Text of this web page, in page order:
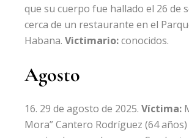
que su cuerpo fue hallado el 26 de
cerca de un restaurante en el
Habana.Victimario:conocidos.
Agosto
29 de agosto de 2025.Víctima:
Mora” Cantero Rodríguez (64 años)